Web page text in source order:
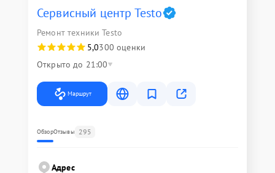
Сервисный центр Testo
Ремонт техники Testo
5,0300 оценки
Открыто до 21:00
Маршрут
ОбзорОтзывы 295
Адрес